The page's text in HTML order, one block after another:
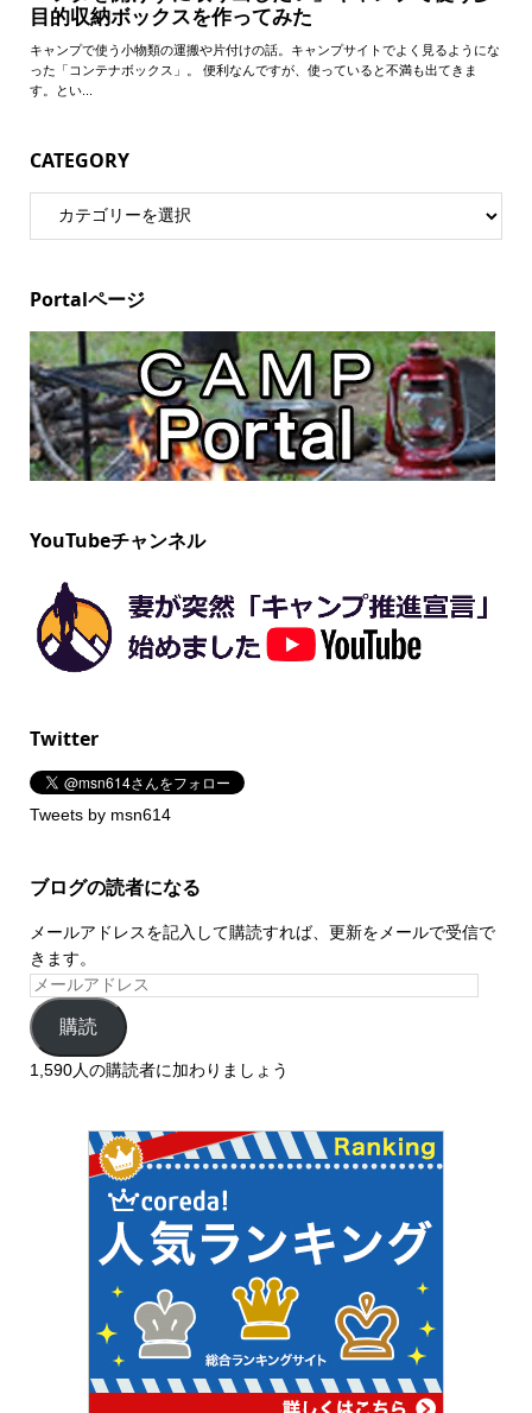
CATEGORY
Portalページ
YouTubeチャンネル
Twitter
Tweets by msn614
ブログの読者になる
メールアドレスを記入して購読すれば、更新をメールで受信で
きます。
購読
1,590人の購読者に加わりましょう